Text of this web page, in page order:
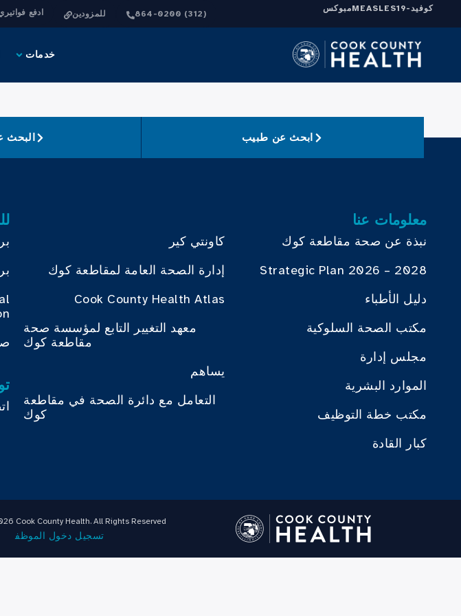
كوفيد-19 MEASLESمبوكس
(312) 864-0200 للمزودين ادفع
خدمات
ابحث عن طبيب البحث
معلومات عنا
نبذة عن صحة مقاطعة كوك
Strategic Plan 2026 – 2028
دليل الأطباء
مكتب الصحة السلوكية
مجلس إدارة
الموارد البشرية
مكتب خطة التوظيف
كبار القادة
كاونتي كير
إدارة الصحة العامة لمقاطعة كوك
Cook County Health Atlas
معهد التغيير التابع لمؤسسة صحة
مقاطعة كوك
يساهم
التعامل مع دائرة الصحة في مقاطعة
كوك
Cook County Health. All Rights Reserved.
تسجيل دخول الموظف